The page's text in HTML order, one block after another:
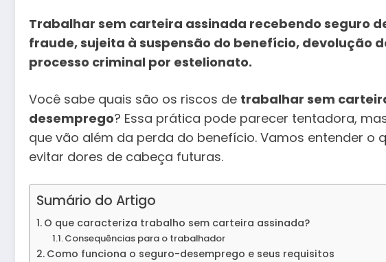
Trabalhar sem carteira assinada recebendo seguro
fraude, sujeita à suspensão do benefício, devolução
processo criminal por estelionato.
Você sabe quais são os riscos de trabalhar sem
desemprego? Essa prática pode parecer tentadora,
que vão além da perda do benefício. Vamos entender o
evitar dores de cabeça futuras.
Sumário do Artigo
O que caracteriza trabalho sem carteira assinada?
Consequências para o trabalhador
Como funciona o seguro-desemprego e seus requisitos